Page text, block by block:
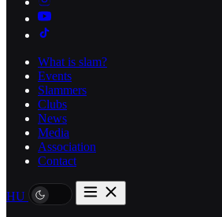
What is slam?
Events
Slammers
Clubs
News
Media
Association
Contact
HU